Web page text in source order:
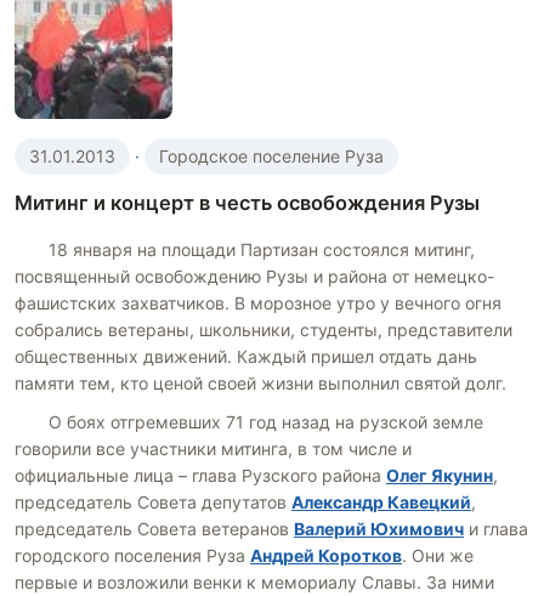
31.01.2013 · Городское поселение Руза
Митинг и концерт в честь освобождения Рузы
18 января на площади Партизан состоялся митинг,
посвященный освобождению Рузы и района от немецко-
фашистских захватчиков. В морозное утро у вечного огня
собрались ветераны, школьники, студенты, представители
общественных движений. Каждый пришел отдать дань
памяти тем, кто ценой своей жизни выполнил святой долг.
О боях отгремевших 71 год назад на рузской земле
говорили все участники митинга, в том числе и
официальные лица – глава Рузского района Олег Якунин,
председатель Совета депутатов Александр Кавецкий,
председатель Совета ветеранов Валерий Юхимович и глава
городского поселения Руза Андрей Коротков. Они же
первые и возложили венки к мемориалу Славы. За ними